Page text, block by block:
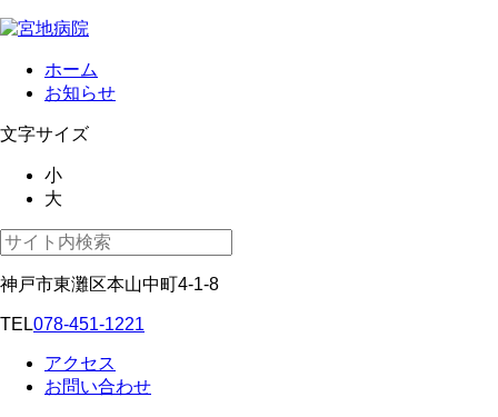
ホーム
お知らせ
文字サイズ
小
大
神戸市東灘区本山中町4-1-8
TEL078-451-1221
アクセス
お問い合わせ